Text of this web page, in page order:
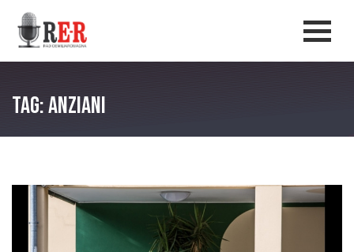
Salta al contenuto principale
Tag: anziani